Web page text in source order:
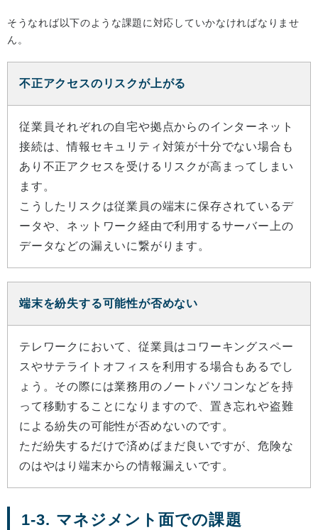
そうなれば以下のような課題に対応していかなければなりませ
ん。
不正アクセスのリスクが上がる
従業員それぞれの自宅や拠点からのインターネット
接続は、情報セキュリティ対策が十分でない場合も
あり不正アクセスを受けるリスクが高まってしまい
ます。
こうしたリスクは従業員の端末に保存されているデ
ータや、ネットワーク経由で利用するサーバー上の
データなどの漏えいに繋がります。
端末を紛失する可能性が否めない
テレワークにおいて、従業員はコワーキングスペー
スやサテライトオフィスを利用する場合もあるでし
ょう。その際には業務用のノートパソコンなどを持
って移動することになりますので、置き忘れや盗難
による紛失の可能性が否めないのです。
ただ紛失するだけで済めばまだ良いですが、危険な
のはやはり端末からの情報漏えいです。
1-3. マネジメント面での課題